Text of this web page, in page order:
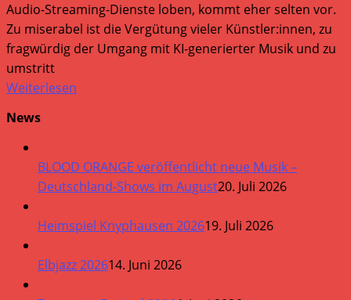
Audio-Streaming-Dienste loben, kommt eher selten vor.
Zu miserabel ist die Vergütung vieler Künstler:innen, zu
fragwürdig der Umgang mit KI-generierter Musik und zu
umstritt
Weiterlesen
News
BLOOD ORANGE veröffentlicht neue Musik –
Deutschland-Shows im August20. Juli 2026
Heimspiel Knyphausen 202619. Juli 2026
Elbjazz 202614. Juni 2026